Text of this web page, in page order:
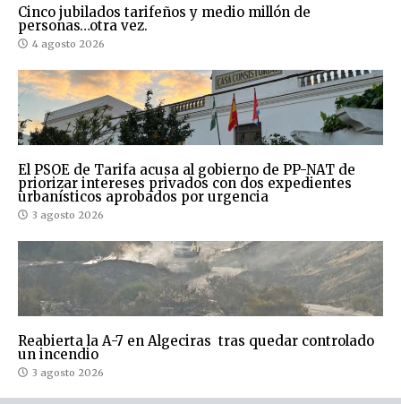
Cinco jubilados tarifeños y medio millón de
personas…otra vez.
4 agosto 2026
El PSOE de Tarifa acusa al gobierno de PP-NAT de
priorizar intereses privados con dos expedientes
urbanísticos aprobados por urgencia
3 agosto 2026
Reabierta la A-7 en Algeciras tras quedar controlado
un incendio
3 agosto 2026